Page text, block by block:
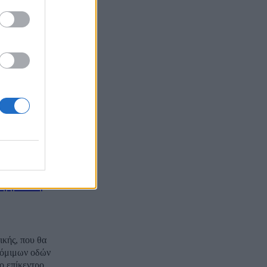
να
που
πολιτικών
απέναντί
να
για τη
που θα
οδών
επίκεντρο